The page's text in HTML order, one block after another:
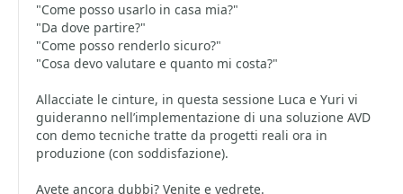
"Come posso usarlo in casa mia?"
"Da dove partire?"
"Come posso renderlo sicuro?"
"Cosa devo valutare e quanto mi costa?"
Allacciate le cinture, in questa sessione Luca e Yuri vi
guideranno nell’implementazione di una soluzione AVD
con demo tecniche tratte da progetti reali ora in
produzione (con soddisfazione).
Avete ancora dubbi? Venite e vedrete.